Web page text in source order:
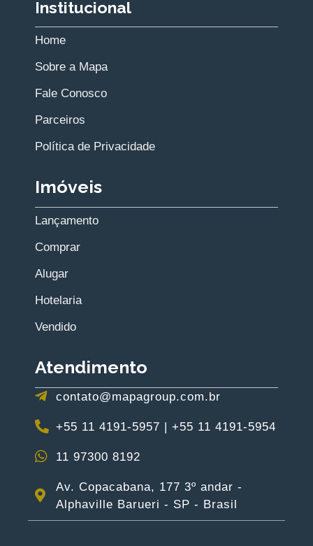
lados, que respira
margens de um
com tudo que
viver bem:
com pé direito
duplo, mezanino
com home office,